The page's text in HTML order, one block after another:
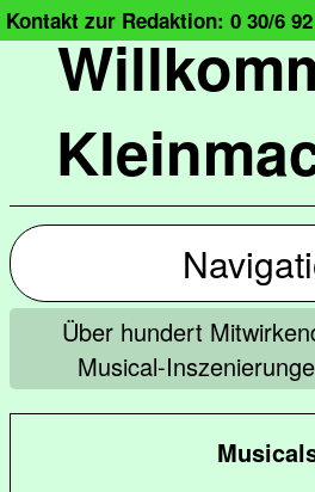
Kontakt zur Redaktion: 0 30/6
Über hundert
Musical-